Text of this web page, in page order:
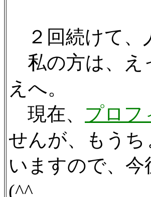
２回続けて、
私の方は、え
えへ。
現在、 プロフ
せんが、もう
いますので、
(^^ゞ